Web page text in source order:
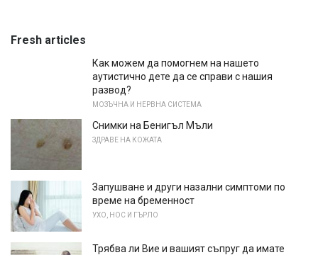
Fresh articles
Как можем да помогнем на нашето
аутистично дете да се справи с нашия
развод?
МОЗЪЧНА И НЕРВНА СИСТЕМА
Снимки на Бенигъл Мъли
ЗДРАВЕ НА КОЖАТА
Запушване и други назални симптоми по
време на бременност
УХО, НОС И ГЪРЛО
Трябва ли Вие и вашият съпруг да имате